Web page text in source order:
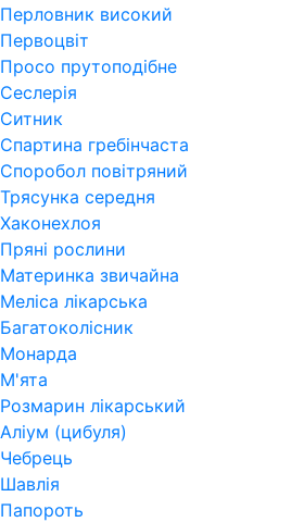
Перловник високий
Первоцвіт
Просо прутоподібне
Сеслерія
Ситник
Спартина гребінчаста
Споробол повітряний
Трясунка середня
Хаконехлоя
Пряні рослини
Материнка звичайна
Меліса лікарська
Багатоколісник
Монарда
М'ята
Розмарин лікарський
Аліум (цибуля)
Чебрець
Шавлія
Папороть